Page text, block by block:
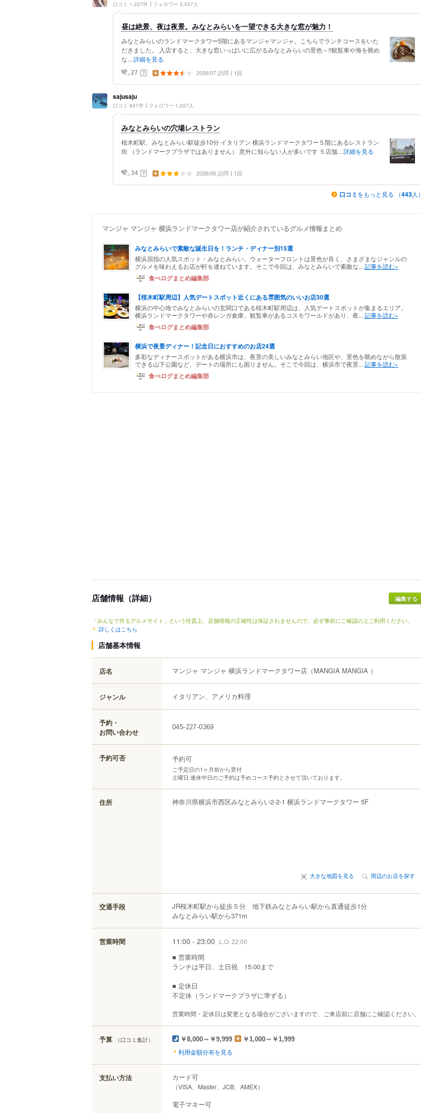
口コミ 1,227件 フォロワー 2,537人
昼は絶景、夜は夜景。みなとみらいを一望できる大きな窓が魅力！
みなとみらいのランドマークタワー5階にあるマンジャマンジャ。こちらでランチコースをいた
だきました。 入店すると、大きな窓いっぱいに広がるみなとみらいの景色～!!観覧車や海を眺め
な... 詳細を見る
27 ？ 2026/07 訪問 1回
sajusaju
口コミ 847件 フォロワー 1,227人
みなとみらいの穴場レストラン
桜木町駅、みなとみらい駅徒歩10分 イタリアン 横浜ランドマークタワー５階にあるレストラン
街 （ランドマークプラザではありません） 意外に知らない人が多いです ５店舗... 詳細を見る
34 ？ 2026/06 訪問 1回
口コミ をもっと見る （443人）
マンジャ マンジャ 横浜ランドマークタワー店が紹介されているグルメ情報まとめ
みなとみらいで素敵な誕生日を！ランチ・ディナー別15選
横浜屈指の人気スポット・みなとみらい。ウォーターフロントは景色が良く、さまざまなジャンルの
グルメを味わえるお店が軒を連ねています。そこで今回は、みなとみらいで素敵な... 記事を読む»
食べログまとめ編集部
【桜木町駅周辺】人気デートスポット近くにある雰囲気のいいお店30選
横浜の中心地でみなとみらいの玄関口である桜木町駅周辺は、人気デートスポットが集まるエリア。
横浜ランドマークタワーや赤レンガ倉庫、観覧車があるコスモワールドがあり、夜... 記事を読む»
食べログまとめ編集部
横浜で夜景ディナー！記念日におすすめのお店24選
多彩なディナースポットがある横浜市は、夜景の美しいみなとみらい地区や、景色を眺めながら散策
できる山下公園など、デートの場所にも困りません。そこで今回は、横浜市で夜景... 記事を読む»
食べログまとめ編集部
店舗情報（詳細）
「みんなで作るグルメサイト」という性質上、店舗情報の正確性は保証されませんので、必ず事前にご確認の上ご利用ください。
詳しくはこちら
店舗基本情報
店名 マンジャ マンジャ 横浜ランドマークタワー店 （MANGIA MANGIA ）
ジャンル イタリアン、アメリカ料理
予約・
お問い合わせ
045-227-0369
予約可否 予約可
ご予定日の1ヶ月前から受付
土曜日 連休中日のご予約は予めコース予約とさせて頂いております。
住所 神奈川県横浜市西区みなとみらい2-2-1 横浜ランドマークタワー 5F
大きな地図を見る 周辺のお店を探す
交通手段
JR桜木町駅から徒歩５分 地下鉄みなとみらい駅から直通徒歩1分
みなとみらい駅から371m
営業時間 11:00 - 23:00 L.O. 22:00
■ 営業時間
ランチは平日、土日祝 15:00まで
■ 定休日
不定休（ランドマークプラザに準ずる）
営業時間・定休日は変更となる場合がございますので、ご来店前に店舗にご確認ください。
予算 （口コミ集計） ￥8,000～￥9,999 ￥1,000～￥1,999
利用金額分布を見る
支払い方法 カード可
（VISA、Master、JCB、AMEX）
電子マネー可